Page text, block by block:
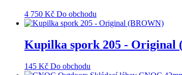
4 750 Kč Do obchodu
Kupilka spork 205 - Original
145 Kč Do obchodu